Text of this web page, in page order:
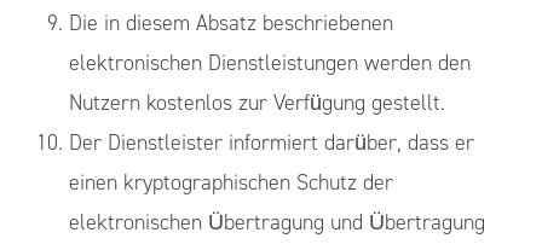
Die in diesem Absatz beschriebenen
elektronischen Dienstleistungen werden den
Nutzern kostenlos zur Verfügung gestellt.
Der Dienstleister informiert darüber, dass er
einen kryptographischen Schutz der
elektronischen Übertragung und Übertragung